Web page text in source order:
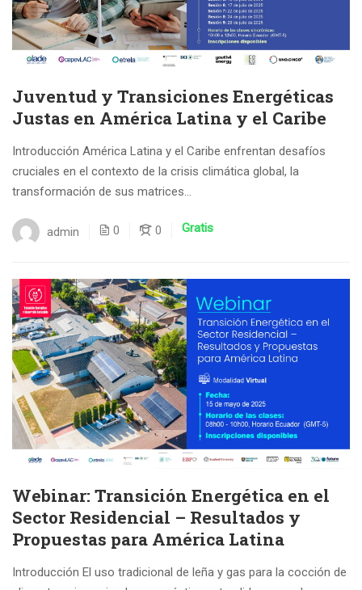
Juventud y Transiciones Energéticas
Justas en América Latina y el Caribe
Introducción América Latina y el Caribe enfrentan desafíos
cruciales en el contexto de la crisis climática global, la
transformación de sus matrices...
admin 0 0 Gratis
Webinar: Transición Energética en el
Sector Residencial – Resultados y
Propuestas para América Latina
Introducción El uso tradicional de leña y gas para la cocción de